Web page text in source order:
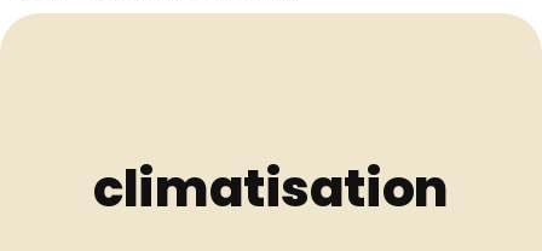
climatisation